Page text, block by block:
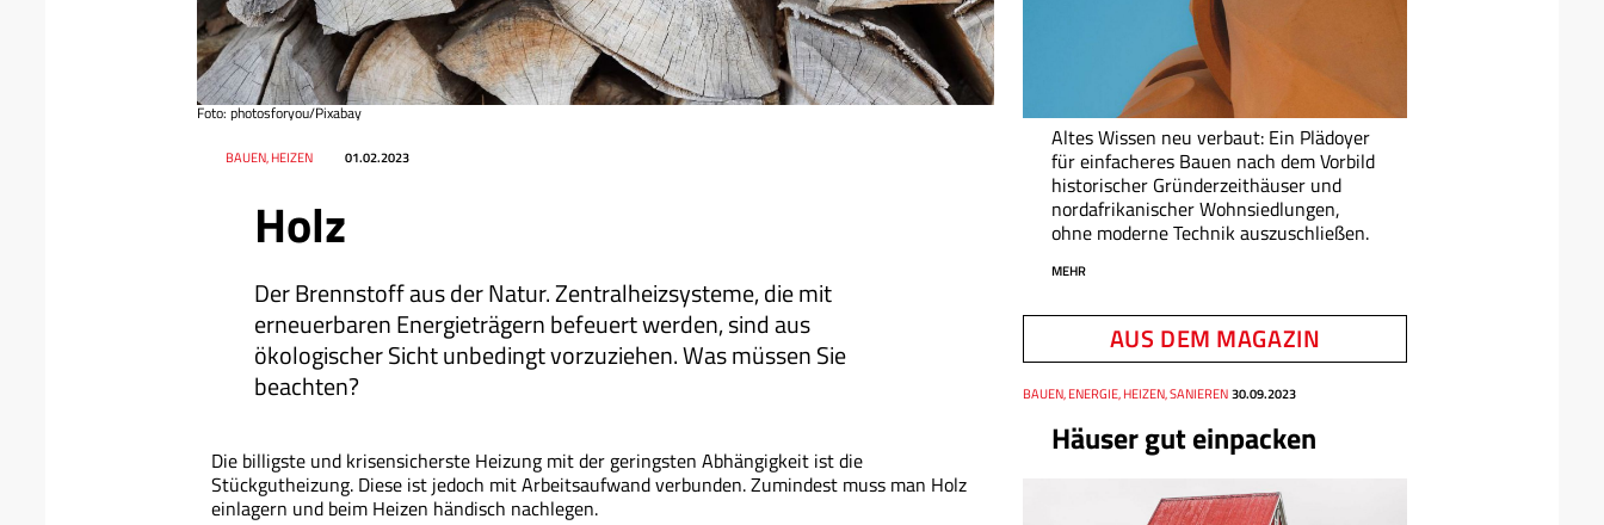
Holz
Der Brennstoff aus der Natur. Zentralheizsysteme, die mit
erneuerbaren Energieträgern befeuert werden, sind aus
ökologischer Sicht unbedingt vorzuziehen. Was müssen Sie
beachten?
Datum 01.02.2023
RessortBAUEN, HEIZEN
Foto: photosforyou/Pixabay
Die billigste und krisensicherste Heizung mit der geringsten Abhängigkeit ist die
Stückgutheizung. Diese ist jedoch mit Arbeitsaufwand verbunden. Zumindest muss man Holz
einlagern und beim Heizen händisch nachlegen.
Altes Wissen neu verbaut: Ein Plädoyer
für einfacheres Bauen nach dem Vorbild
historischer Gründerzeithäuser und
nordafrikanischer Wohnsiedlungen,
ohne moderne Technik auszuschließen.
MEHR
AUS DEM MAGAZIN
Häuser gut einpacken
Thema
BAUEN, ENERGIE, HEIZEN, SANIEREN
Datum 30.09.2023